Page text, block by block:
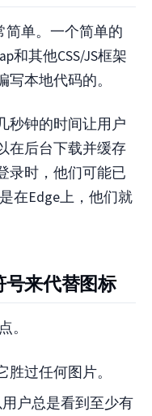
简单。一个简单的
和其他CSS/JS框架
本地代码的。
秒钟的时间让用户
在后台下载并缓存
录时，他们可能已
在Edge上，他们就
来代替图标
。
过任何图片。
户总是看到至少有